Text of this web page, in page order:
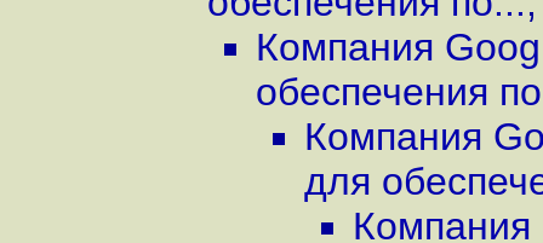
Компания
обеспечения
Компания
для
Компания